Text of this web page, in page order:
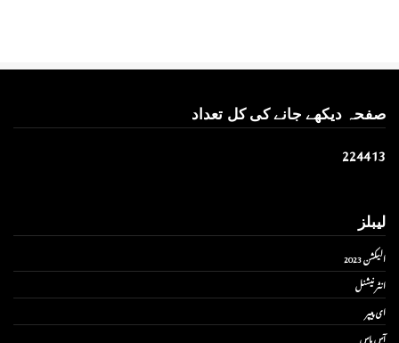
صفحہ دیکھے جانے کی کل تعداد
224413
لیبلز
الیکشن 2023
انٹر نیشنل
ای پیپر
آس پاس